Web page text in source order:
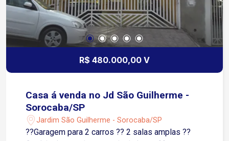
R$ 480.000,00 V
Casa á venda no Jd São Guilherme -
Sorocaba/SP
Jardim São Guilherme - Sorocaba/SP
??Garagem para 2 carros ?? 2 salas amplas ??